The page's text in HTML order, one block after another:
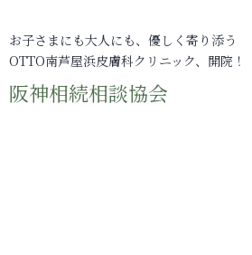
お子さまにも大人にも、優しく寄り添う
OTTO南芦屋浜皮膚科クリニック、開院！
阪神相続相談協会